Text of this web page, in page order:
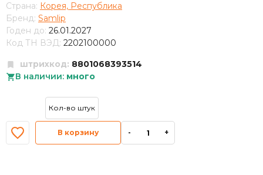
Страна: Корея, Республика
Бренд: Samlip
Годен до: 26.01.2027
Код ТН ВЭД: 2202100000
штрихкод: 8801068393514
В наличии: много
В корзину - +